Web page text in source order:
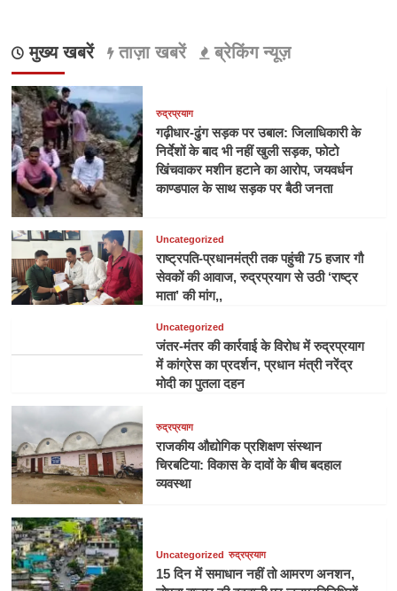
मुख्य खबरें ताज़ा खबरें ब्रेकिंग न्यूज़
रुद्रप्रयाग
गढ़ीधार-ढुंग सड़क पर उबाल: जिलाधिकारी के
निर्देशों के बाद भी नहीं खुली सड़क, फोटो
खिंचवाकर मशीन हटाने का आरोप, जयवर्धन
काण्डपाल के साथ सड़क पर बैठी जनता
Uncategorized
राष्ट्रपति-प्रधानमंत्री तक पहुंची 75 हजार गौ
सेवकों की आवाज, रुद्रप्रयाग से उठी ‘राष्ट्र
माता’ की मांग,,
Uncategorized
जंतर-मंतर की कार्रवाई के विरोध में रुद्रप्रयाग
में कांग्रेस का प्रदर्शन, प्रधान मंत्री नरेंद्र
मोदी का पुतला दहन
रुद्रप्रयाग
राजकीय औद्योगिक प्रशिक्षण संस्थान
चिरबटिया: विकास के दावों के बीच बदहाल
व्यवस्था
Uncategorized रुद्रप्रयाग
15 दिन में समाधान नहीं तो आमरण अनशन,